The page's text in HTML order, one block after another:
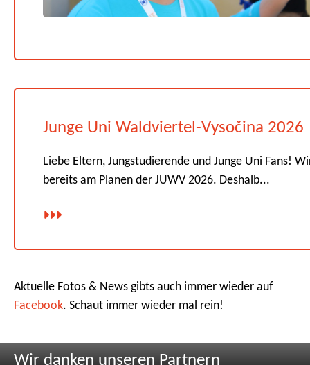
Junge Uni Waldviertel-Vysočina 2026
Liebe Eltern, Jungstudierende und Junge Uni Fans!
bereits am Planen der JUWV 2026. Deshalb...
Aktuelle Fotos & News gibts auch immer wieder auf
Facebook. Schaut immer wieder mal rein!
Wir danken unseren Partnern